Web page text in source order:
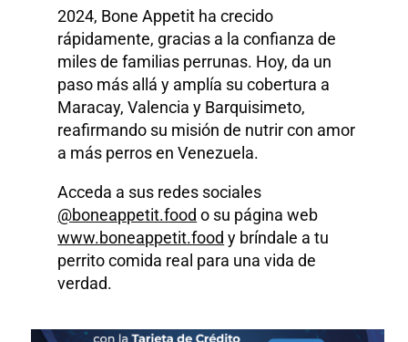
2024, Bone Appetit ha crecido
rápidamente, gracias a la confianza de
miles de familias perrunas. Hoy, da un
paso más allá y amplía su cobertura a
Maracay, Valencia y Barquisimeto,
reafirmando su misión de nutrir con amor
a más perros en Venezuela.
Acceda a sus redes sociales
@boneappetit.food o su página web
www.boneappetit.food y bríndale a tu
perrito comida real para una vida de
verdad.